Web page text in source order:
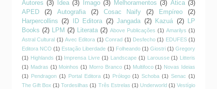
Autores (3) Idea (3) Imago (3) Melhoramentos (3) Ática (3)
APED
(2) Autografia (2) Cosac Naify (2) Empíreo
(2)
Harpercollins
(2) ID Editora (2) Jangada (2) Kazuá (2)
LP
Books (2) LPM (2) Literata (2) Above Publicações (1) Amarilys (1)
Astral Cultural (1) Avec Editora (1) Conrad (1) Desfecho (1) EDUFES (1)
Editora NCO (1) Estação Liberdade (1) Folheando (1) Giostri (1) Gregory
(1) Highlands (1) Imprensa Livre (1) Landscape (1) Larousse (1) Litteris
(1) Madras (1) Moinhos (1) Morro Branco (1) Multifoco (1) Novas Ideias
(1) Pendragon (1) Portal Editora (1) Prólogo (1) Schoba (1) Senac (1)
The Gift Box (1) Tordesilhas (1) Três Estrelas (1) Underworld (1) Vestígio